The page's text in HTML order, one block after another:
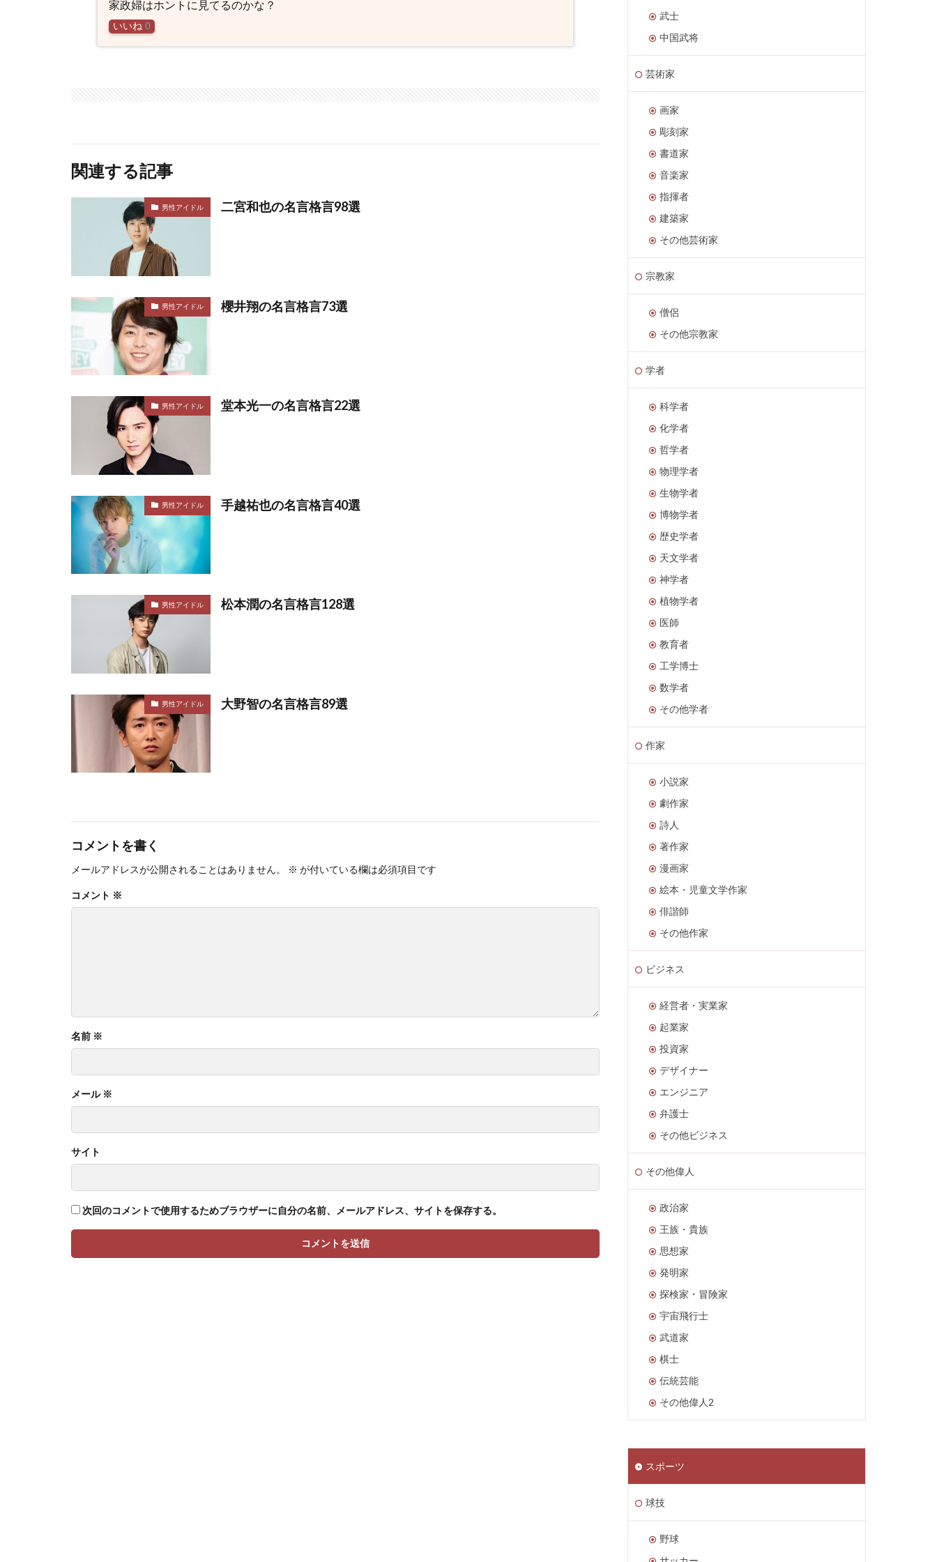
家政婦はホントに見てるのかな？
いいね 0
関連する記事
男性アイドル 二宮和也の名言格言98選
男性アイドル 櫻井翔の名言格言73選
男性アイドル 堂本光一の名言格言22選
男性アイドル 手越祐也の名言格言40選
男性アイドル 松本潤の名言格言128選
男性アイドル 大野智の名言格言89選
コメントを書く
メールアドレスが公開されることはありません。 ※ が付いている欄は必須項目です
コメント ※
名前 ※
メール ※
サイト
次回のコメントで使用するためブラウザーに自分の名前、メールアドレス、サイトを保存する。
武士
中国武将
芸術家
画家
彫刻家
書道家
音楽家
指揮者
建築家
その他芸術家
宗教家
僧侶
その他宗教家
学者
科学者
化学者
哲学者
物理学者
生物学者
博物学者
歴史学者
天文学者
神学者
植物学者
医師
教育者
工学博士
数学者
その他学者
作家
小説家
劇作家
詩人
著作家
漫画家
絵本・児童文学作家
俳諧師
その他作家
ビジネス
経営者・実業家
起業家
投資家
デザイナー
エンジニア
弁護士
その他ビジネス
その他偉人
政治家
王族・貴族
思想家
発明家
探検家・冒険家
宇宙飛行士
武道家
棋士
伝統芸能
その他偉人2
スポーツ
球技
野球